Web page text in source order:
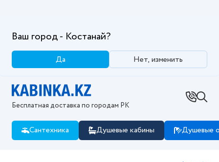
Ваш город - Костанай?
Да Нет, изменить
Бесплатная доставка по городам РК
Сантехника Душевые кабины Душевые